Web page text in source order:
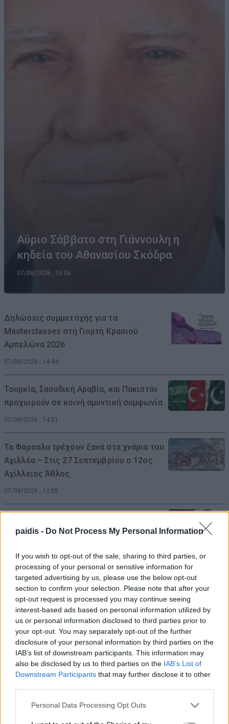
paidis - Do Not Process My Personal Information
If you wish to opt-out of the sale, sharing to third parties, or
processing of your personal or sensitive information for
targeted advertising by us, please use the below opt-out
section to confirm your selection. Please note that after your
opt-out request is processed you may continue seeing
interest-based ads based on personal information utilized by
us or personal information disclosed to third parties prior to
your opt-out. You may separately opt-out of the further
disclosure of your personal information by third parties on the
IAB’s list of downstream participants. This information may
also be disclosed by us to third parties on the IAB’s List of
Downstream Participants that may further disclose it to other
Personal Data Processing Opt Outs
Αύριο Σάββατο στη Γιάννουλη η
κηδεία του Αθανασίου Σκόδρα
07/08/2026 , 15:06
Δηλώσεις συμμετοχής για τα
Masterclasses στη Γιορτή Κρασιού
Αμπελώνα 2026
07/08/2026 , 14:44
Τουρκία, Σαουδική Αραβία, και Πακιστάν
προχωρούν σε κοινή αμυντική συμφωνία
07/08/2026 , 14:01
Τα Φάρσαλα τρέχουν ξανά στα χνάρια του
Αχιλλέα – Στις 27 Σεπτεμβρίου ο 12ος
Αχίλλειος Άθλος
07/08/2026 , 12:09
γιος σε σφοδρή μετωπική σύγκρουση με
07/08/2026 , 12:05
Τακτική Γενική Συνέλευση και εκλογές
στον Εξωραϊστικό Σύλλογο Καστρί –
07/08/2026 , 11:28
Ανοικτά από σήμερα το ουζερί της Ζέτας
στον Βρυότοπο
07/08/2026 , 11:17